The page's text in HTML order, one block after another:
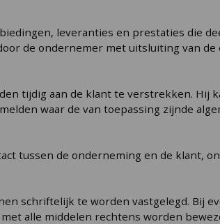
leveranties en prestaties die
de ondernemer met uitsluiting van de
tijdig aan de klant te verstrekken. Hij
waar de van toepassing zijnde
tussen de onderneming en de klant,
schriftelijk te worden vastgelegd. Bij
alle middelen rechtens worden